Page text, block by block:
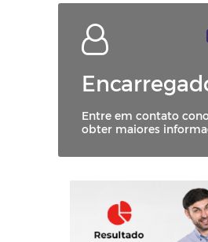
Entre em contato
obter maiores